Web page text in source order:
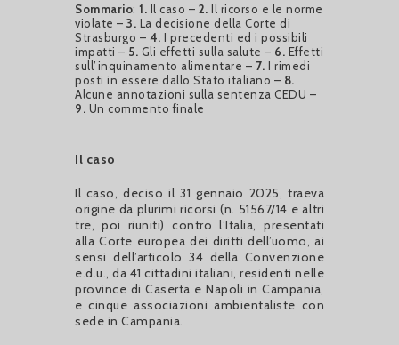
Sommario: 1. Il caso – 2. Il ricorso e le norme
violate – 3. La decisione della Corte di
Strasburgo – 4. I precedenti ed i possibili
impatti – 5. Gli effetti sulla salute – 6. Effetti
sull’inquinamento alimentare – 7. I rimedi
posti in essere dallo Stato italiano – 8.
Alcune annotazioni sulla sentenza CEDU –
9. Un commento finale
Il caso
Il caso, deciso il 31 gennaio 2025, traeva
origine da plurimi ricorsi (n. 51567/14 e altri
tre, poi riuniti) contro l’Italia, presentati
alla Corte europea dei diritti dell’uomo, ai
sensi dell’articolo 34 della Convenzione
e.d.u., da 41 cittadini italiani, residenti nelle
province di Caserta e Napoli in Campania,
e cinque associazioni ambientaliste con
sede in Campania.